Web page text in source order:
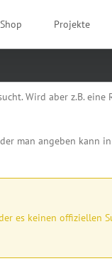
Shop Projekte
Wird aber z.B.
man angeben kann
es keinen offiziellen